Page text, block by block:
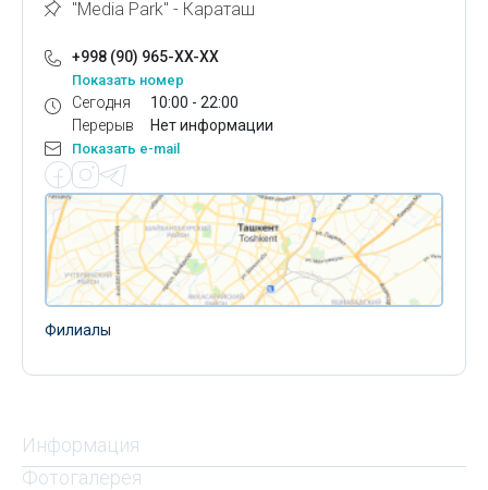
"Media Park" - Караташ
+998 (90) 965-XX-XX
Показать номер
Сегодня
Перерыв
10:00 - 22:00
Нет информации
Показать e-mail
Филиалы
Информация
Фотогалерея